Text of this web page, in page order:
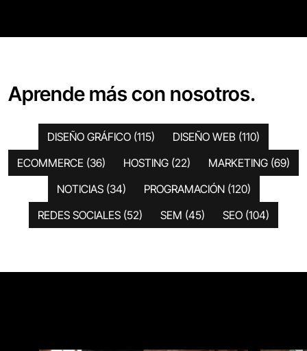
Aprende más con nosotros.
DISEÑO GRÁFICO (115) DISEÑO WEB (110)
ECOMMERCE (36) HOSTING (22) MARKETING (69)
NOTICIAS (34) PROGRAMACIÓN (120)
REDES SOCIALES (52) SEM (45) SEO (104)